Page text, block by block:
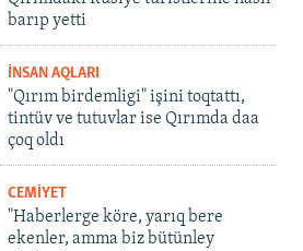
barıp yetti
İNSAN AQLARI
"Qırım birdemligi" işini toqtattı,
tintüv ve tutuvlar ise Qırımda daa
çoq oldı
CEMİYET
"Haberlerge köre, yarıq bere
ekenler, amma biz bütünley